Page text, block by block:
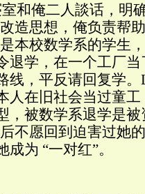
和俺二人談话，明
造思想，俺负责帮
本校数学系的学生
退学，在一个工厂
线，平反请回复学
人在旧社会当过童
，被数学系退学是
不愿回到迫害过她
为 “一对红”。